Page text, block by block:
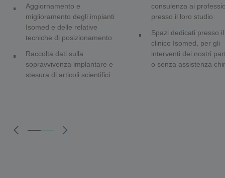
Aggiornamento e
miglioramento degli impianti
Isomed e delle relative
tecniche di posizionamento
Raccolta dati sulla
sopravvivenza implantare e
stesura di articoli scientifici
consulenza ai
presso il loro studio
Spazi dedicati presso
clinico Isomed, per gli
interventi dei nostri
o senza assistenza
0 1